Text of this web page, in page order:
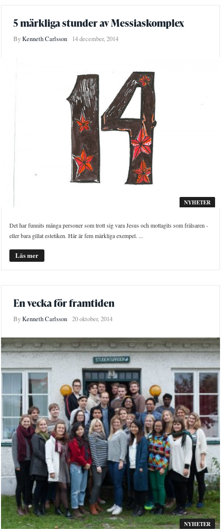
5 märkliga stunder av Messiaskomplex
ByKenneth Carlsson 14 december, 2014
NYHETER
Det har funnits många personer som trott sig vara Jesus och mottagits som frälsaren -
eller bara gillat estetiken. Här är fem märkliga exempel. ...
Läs mer
En vecka för framtiden
ByKenneth Carlsson 20 oktober, 2014
NYHETER